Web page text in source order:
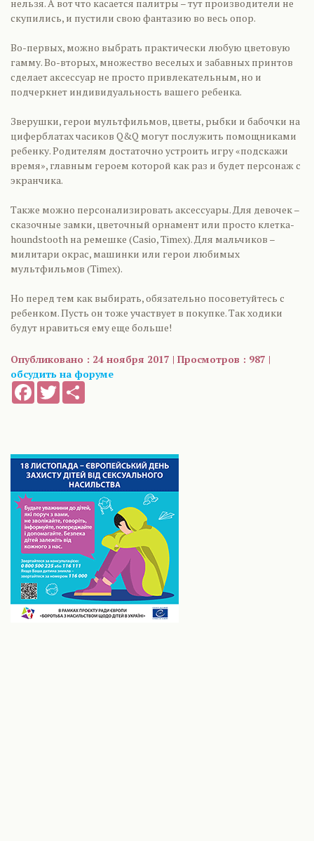
нельзя. А вот что касается палитры – тут производители не
скупились, и пустили свою фантазию во весь опор.
Во-первых, можно выбрать практически любую цветовую
гамму. Во-вторых, множество веселых и забавных принтов
сделает аксессуар не просто привлекательным, но и
подчеркнет индивидуальность вашего ребенка.
Зверушки, герои мультфильмов, цветы, рыбки и бабочки на
циферблатах часиков Q&Q могут послужить помощниками
ребенку. Родителям достаточно устроить игру «подскажи
время», главным героем которой как раз и будет персонаж с
экранчика.
Также можно персонализировать аксессуары. Для девочек –
сказочные замки, цветочный орнамент или просто клетка-
houndstooth на ремешке (Casio, Timex). Для мальчиков –
милитари окрас, машинки или герои любимых
мультфильмов (Timex).
Но перед тем как выбирать, обязательно посоветуйтесь с
ребенком. Пусть он тоже участвует в покупке. Так ходики
будут нравиться ему еще больше!
Опубликовано : 24 ноября 2017 | Просмотров : 987 |
обсудить на форуме
FacebookTwitter